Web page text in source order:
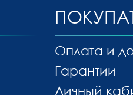
Оплата и
Гарантии
Личный